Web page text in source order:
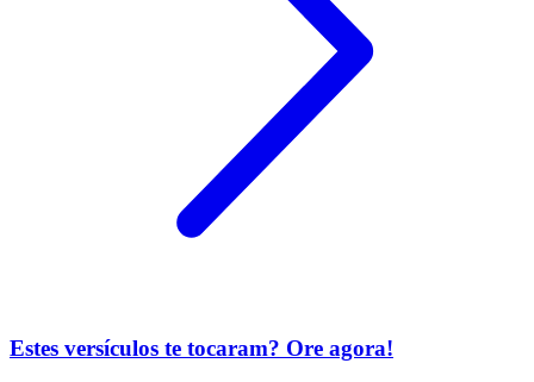
Estes versículos te tocaram? Ore agora!